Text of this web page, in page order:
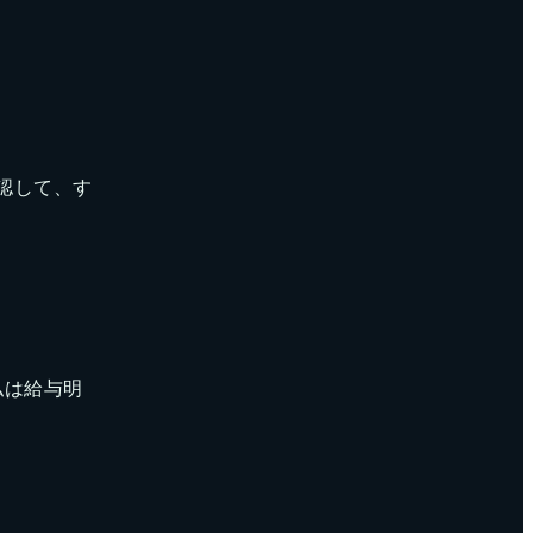
して、す
給与明